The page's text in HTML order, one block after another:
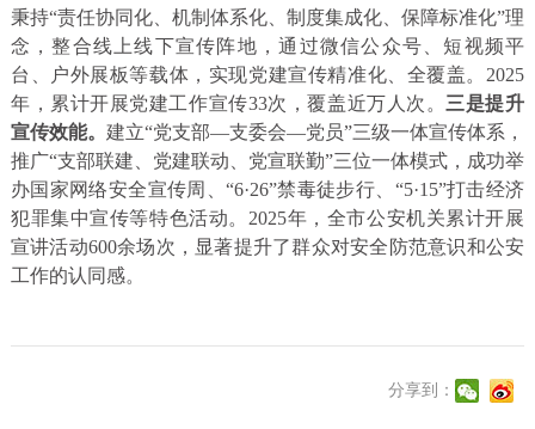
秉持“责任协同化、机制体系化、制度集成化、保障标准化”理
念，整合线上线下宣传阵地，通过微信公众号、短视频平
台、户外展板等载体，实现党建宣传精准化、全覆盖。2025
年，累计开展党建工作宣传33次，覆盖近万人次。 三是提升
宣传效能。 建立“党支部—支委会—党员”三级一体宣传体系，
推广“支部联建、党建联动、党宣联勤”三位一体模式，成功举
办国家网络安全宣传周、“6·26”禁毒徒步行、“5·15”打击经济
犯罪集中宣传等特色活动。2025年，全市公安机关累计开展
宣讲活动600余场次，显著提升了群众对安全防范意识和公安
工作的认同感。
分享到：